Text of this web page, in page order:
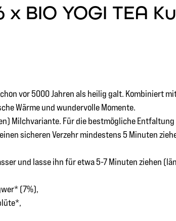
BIO YOGI TEA
vor 5000 Jahren als heilig galt. Kombiniert
Wärme und wundervolle Momente.
Milchvariante. Für die bestmögliche
sicheren Verzehr mindestens 5 Minuten
und lasse ihn für etwa 5-7 Minuten ziehen
(7%),